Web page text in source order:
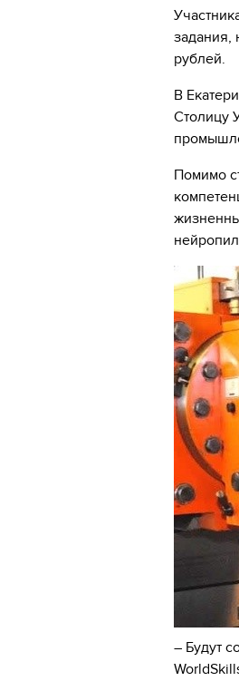
задания,
рублей.
В
Столицу
Помимо
– Будут